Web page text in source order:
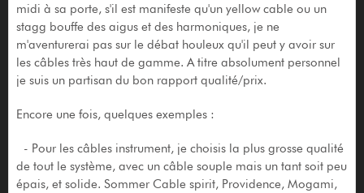
midi à sa porte, s'il est manifeste qu'un yellow cable ou un
stagg bouffe des aigus et des harmoniques, je ne
m'aventurerai pas sur le débat houleux qu'il peut y avoir sur
les câbles très haut de gamme. A titre absolument personnel
je suis un partisan du bon rapport qualité/prix.
Encore une fois, quelques exemples :
- Pour les câbles instrument, je choisis la plus grosse qualité
de tout le système, avec un câble souple mais un tant soit peu
épais, et solide. Sommer Cable spirit, Providence, Mogami,